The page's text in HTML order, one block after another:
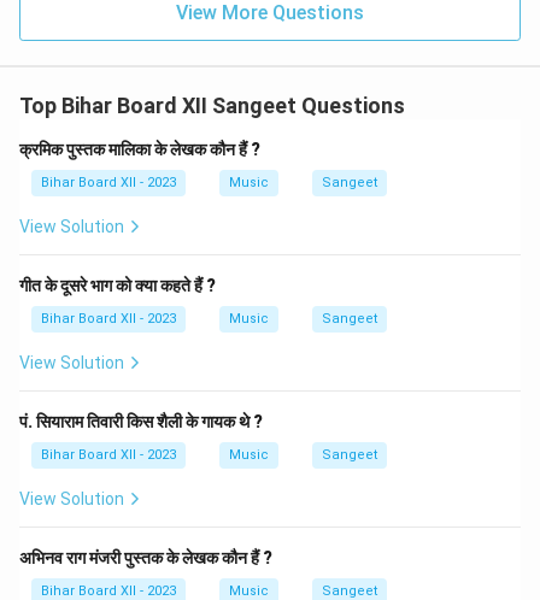
View More Questions
Top Bihar Board XII Sangeet Questions
क्रमिक पुस्तक मालिका के लेखक कौन हैं ?
Bihar Board XII - 2023 Music Sangeet
View Solution
गीत के दूसरे भाग को क्या कहते हैं ?
Bihar Board XII - 2023 Music Sangeet
View Solution
पं. सियाराम तिवारी किस शैली के गायक थे ?
Bihar Board XII - 2023 Music Sangeet
View Solution
अभिनव राग मंजरी पुस्तक के लेखक कौन हैं ?
Bihar Board XII - 2023 Music Sangeet